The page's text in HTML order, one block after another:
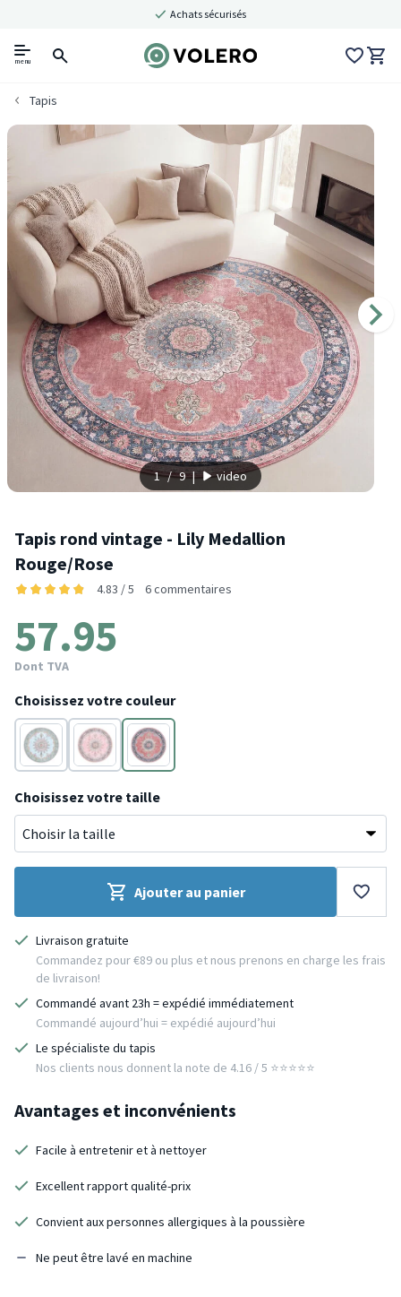
Achats sécurisés
menu
Tapis
1 / 9 | video
Tapis rond vintage - Lily Medallion
Rouge/Rose
4.83 / 5 6 commentaires
57.95
Dont TVA
Choisissez votre couleur
Bleu Rose
Rouge
Choisissez votre taille
Ajouter au panier
Livraison gratuite
Commandez pour €89 ou plus et nous prenons en charge les frais
de livraison!
Commandé avant 23h = expédié immédiatement
Commandé aujourd’hui = expédié aujourd’hui
Le spécialiste du tapis
Nos clients nous donnent la note de 4.16 / 5 ⭐️⭐️⭐️⭐️⭐️
Avantages et inconvénients
Facile à entretenir et à nettoyer
Excellent rapport qualité-prix
Convient aux personnes allergiques à la poussière
Ne peut être lavé en machine